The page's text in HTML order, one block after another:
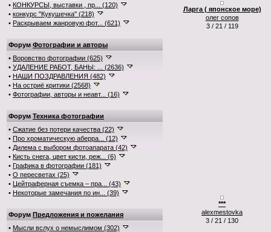
• КОНКУРСЫ, выставки , пр... (120)
• конкурс "Кукушечка" (218)
• Раскрываем жанровую фот... (621)
Форум Фотографии и авторы
• Воровство фотографии (625)
• УДАЛЕНИЕ РАБОТ, БАНЫ: ... (2636)
• НАШИ ПОЗДРАВЛЕНИЯ (482)
• На остриё критики (2568)
• Фотографии, авторы и неавт... (16)
Форум Техника фотографии
• Сжатие без потери качества (22)
• Про хроматическую аберра... (12)
• Дилема с выбором фотоапарата (42)
• Кисть снега, цвет кисти, реж... (6)
• Графика в фотографии (181)
• О пересветах (25)
• Цейтраферная съемка – пра... (43)
• Некоторые замечания по ин... (39)
Форум Предложения и пожелания
• Мысли вслух о немыслимом (302)
Ларга ( японское море)
олег сопов
3 / 21 / 119
***
alexmestovka
3 / 21 / 130